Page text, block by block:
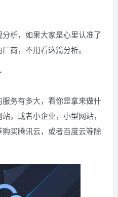
析，如果大家是心里认准了
商，不用看这篇分析。
务有多大，看你是拿来做什
，或者小企业，小型网站，
买腾讯云，或者百度云等除